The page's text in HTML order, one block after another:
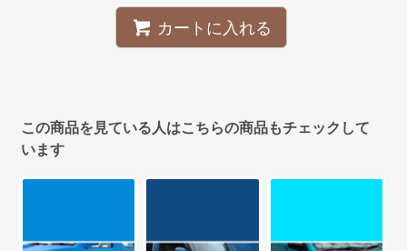
カートに入れる
この商品を見ている人はこちらの商品もチェックして
います